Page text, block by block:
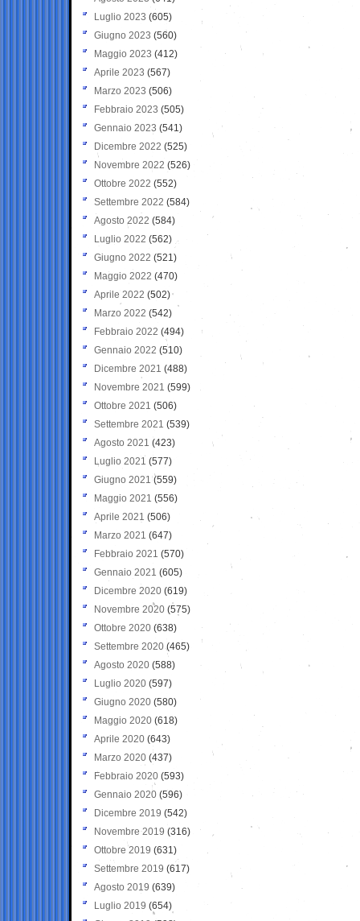
Luglio 2023 (605)
Giugno 2023 (560)
Maggio 2023 (412)
Aprile 2023 (567)
Marzo 2023 (506)
Febbraio 2023 (505)
Gennaio 2023 (541)
Dicembre 2022 (525)
Novembre 2022 (526)
Ottobre 2022 (552)
Settembre 2022 (584)
Agosto 2022 (584)
Luglio 2022 (562)
Giugno 2022 (521)
Maggio 2022 (470)
Aprile 2022 (502)
Marzo 2022 (542)
Febbraio 2022 (494)
Gennaio 2022 (510)
Dicembre 2021 (488)
Novembre 2021 (599)
Ottobre 2021 (506)
Settembre 2021 (539)
Agosto 2021 (423)
Luglio 2021 (577)
Giugno 2021(559)
Maggio 2021 (556)
Aprile 2021 (506)
Marzo 2021 (647)
Febbraio 2021 (570)
Gennaio 2021 (605)
Dicembre 2020 (619)
Novembre 2020 (575)
Ottobre 2020 (638)
Settembre 2020(465)
Agosto 2020 (588)
Luglio 2020 (597)
Giugno 2020 (580)
Maggio 2020 (618)
Aprile 2020 (643)
Marzo 2020 (437)
Febbraio 2020 (593)
Gennaio 2020 (596)
Dicembre 2019 (542)
Novembre 2019 (316)
Ottobre 2019 (631)
Settembre 2019 (617)
Agosto 2019 (639)
Luglio 2019 (654)